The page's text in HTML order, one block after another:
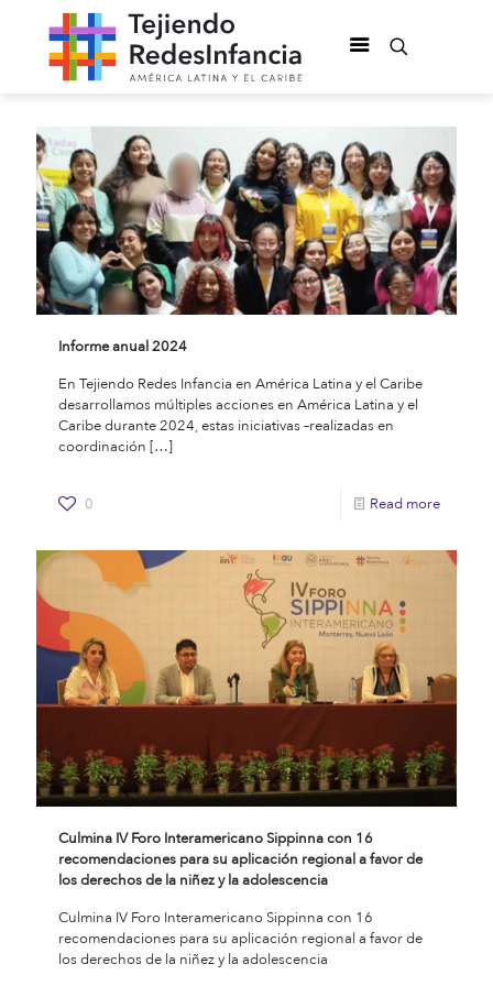
Informe anual 2024
En Tejiendo Redes Infancia en América Latina y el Caribe
desarrollamos múltiples acciones en América Latina y el
Caribe durante 2024, estas iniciativas –realizadas en
coordinación […]
0 Read more
Culmina IV Foro Interamericano Sippinna con 16
recomendaciones para su aplicación regional a favor de
los derechos de la niñez y la adolescencia
Culmina IV Foro Interamericano Sippinna con 16
recomendaciones para su aplicación regional a favor de
los derechos de la niñez y la adolescencia